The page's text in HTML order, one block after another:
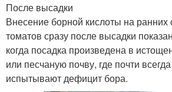
Янтарная кислота
После высадки
Внесение борной кислоты на ранних
томатов сразу после высадки
когда посадка произведена в
или песчаную почву, где почти
испытывают дефицит бора.